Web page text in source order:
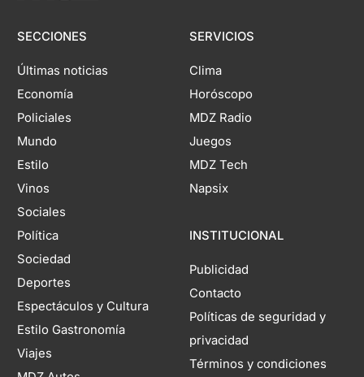
SECCIONES
Últimas noticias
Economía
Policiales
Mundo
Estilo
Vinos
Sociales
Política
Sociedad
Deportes
Espectáculos y Cultura
Estilo Gastronomía
Viajes
SERVICIOS
Clima
Horóscopo
MDZ Radio
Juegos
MDZ Tech
Napsix
INSTITUCIONAL
Publicidad
Contacto
Políticas de seguridad y
privacidad
Términos y condiciones